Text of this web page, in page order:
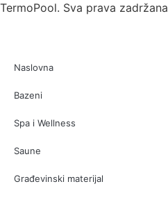
TermoPool. Sva prava zadržana
Naslovna
Bazeni
Spa i Wellness
Saune
Građevinski materijal